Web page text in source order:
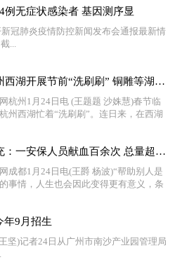
无症状感染者 基因测序显
肺炎疫情防控新闻发布会通报最新情
...
浙江杭州西湖开展节前“洗刷刷” 铜雕等湖面设施换新颜
州1月24日电 (王题题 沙姝慧)春节临
州西湖忙着“洗刷刷”。连日来，在西湖
四川南充：一安保人员献血百余次 总量超过40000毫升
月24日电(王爵 杨波)“帮助别人是
事情，人生也会因此变得更有意义，条
年9月招生
)记者24日从广州市南沙产业园管理局